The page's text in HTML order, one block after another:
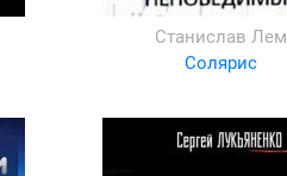
Станислав Лем
Солярис